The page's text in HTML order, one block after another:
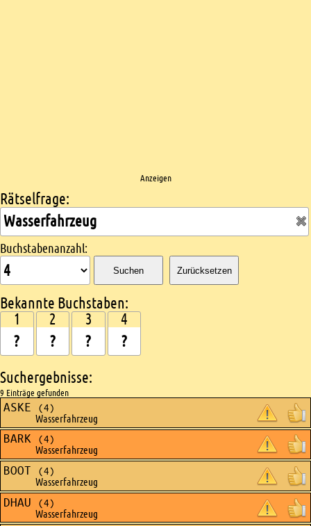
Anzeigen
Kreuzworträtsel suchen
Rätselfrage:
Buchstabenanzahl:
Suchen Zurücksetzen
Bekannte Buchstaben:
1 2 3 4
Suchergebnisse:
9 Einträge gefunden
ASKE (4)
Wasserfahrzeug
BARK
(4)
Wasserfahrzeug
BOOT
(4)
Wasserfahrzeug
DHAU
(4)
Wasserfahrzeug